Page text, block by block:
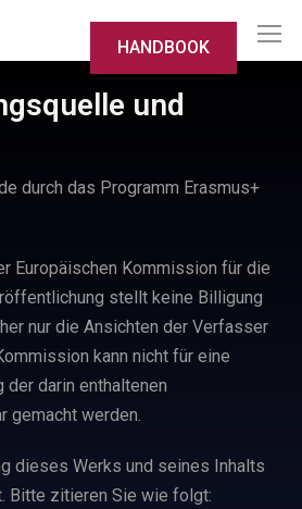
HANDBOOK
und
durch das Programm Erasmus+
Europäischen Kommission für die
stellt keine Billigung
nur die Ansichten der Verfasser
kann nicht für eine
darin enthaltenen
gemacht werden.
dieses Werks und seines Inhalts
Bitte zitieren Sie wie folgt: